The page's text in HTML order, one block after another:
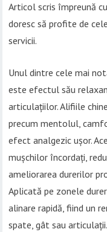
Articol scris împreună
doresc să profite de
servicii.
Unul dintre cele mai
este efectul său
articulațiilor. Alifiile
precum mentolul,
efect analgezic ușor.
mușchilor încordați,
ameliorarea durerilor
Aplicată pe zonele
alinare rapidă, fiind un
spate, gât sau articulații.